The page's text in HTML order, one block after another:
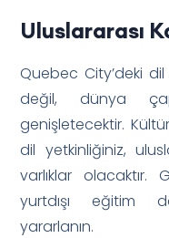
Uluslararası
Quebec City’deki
değil, dünya
genişletecektir.
dil yetkinliğiniz,
varlıklar olacaktır.
yurtdışı eğitim
yararlanın.